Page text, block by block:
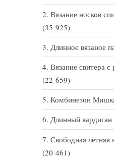
Вязание носков
(35 925)
Длинное вязаное
Вязание свитера
(22 659)
Комбинезон
Длинный кардиган
Свободная летняя
(20 461)